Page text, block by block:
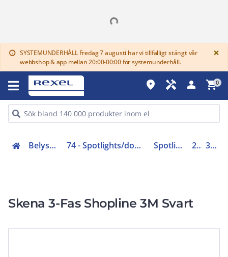
info SYSTEMUNDERHÅLL Fredag 7 augusti har vi tillfälligt stängt vår
webbshop & app mellan 20:00-00:00 för systemunderhåll.
×
place handyman person shopping_cart0
Belysning (70-83) 74 - Spotlights/downlights/kontaktskenor Spotlightsskenor 230V 314421
Skena 3-Fas Shopline 3M Svart